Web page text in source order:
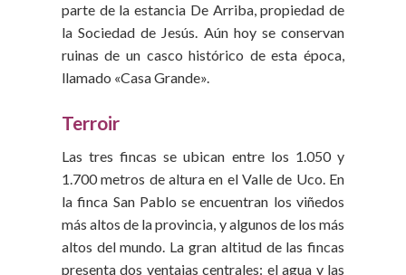
parte de la estancia De Arriba, propiedad de
la Sociedad de Jesús. Aún hoy se conservan
ruinas de un casco histórico de esta época,
llamado «Casa Grande».
Terroir
Las tres fincas se ubican entre los 1.050 y
1.700 metros de altura en el Valle de Uco. En
la finca San Pablo se encuentran los viñedos
más altos de la provincia, y algunos de los más
altos del mundo. La gran altitud de las fincas
presenta dos ventajas centrales: el agua y las